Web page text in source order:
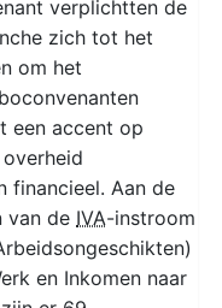
verplichtten de
zich tot het
om het
een accent op
financieel. Aan de
van de IVA-instroom
en Inkomen naar